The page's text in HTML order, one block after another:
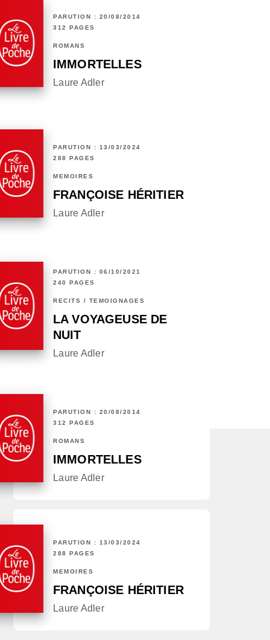
PARUTION : 20/08/2014
312 PAGES
ROMANS
IMMORTELLES
Laure Adler
PARUTION : 13/03/2024
288 PAGES
MÉMOIRES
FRANÇOISE HÉRITIER
Laure Adler
PARUTION : 06/10/2021
240 PAGES
RÉCITS / TÉMOIGNAGES
LA VOYAGEUSE DE
NUIT
Laure Adler
PARUTION : 20/08/2014
312 PAGES
ROMANS
IMMORTELLES
Laure Adler
PARUTION : 13/03/2024
288 PAGES
MÉMOIRES
FRANÇOISE HÉRITIER
Laure Adler